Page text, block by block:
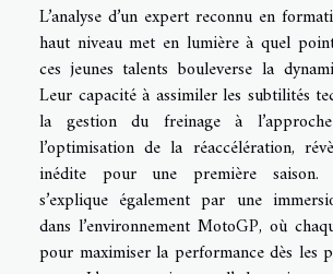
L’analyse d’un expert reconnu en
haut niveau met en lumière à quel
ces jeunes talents bouleverse la
Leur capacité à assimiler les subtilités
la gestion du freinage à
l’optimisation de la réaccélération,
inédite pour une première saison.
s’explique également par une
dans l’environnement MotoGP, où
pour maximiser la performance dès les